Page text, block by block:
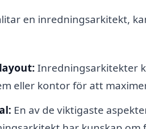
en inredningsarkitekt,
Inredningsarkitekter
eller kontor för att
En av de viktigaste